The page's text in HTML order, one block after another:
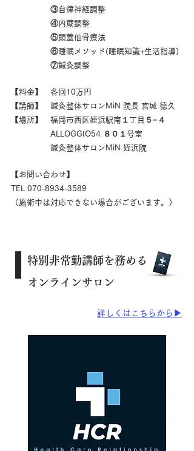
③自律神経調整
④内蔵調整
⑤頭蓋仙骨療法
⑥睡眠メソッド(睡眠知識+生活指導)
⑦鍼灸調整
【料金】 各回10万円
【講師】 鍼灸整体サロンMiN 院長 宮城 徳久
【場所】 福岡市西区姪浜駅南１丁目５−４
ALLOGGIO54 ８０１号室
鍼灸整体サロンMiN 姪浜院
【お問い合わせ】
TEL 070-8934-3589
（施術中は対応できない場合がございます。）
特別非常勤講師を務める
オンラインサロン
​詳しくはこちらから▶︎